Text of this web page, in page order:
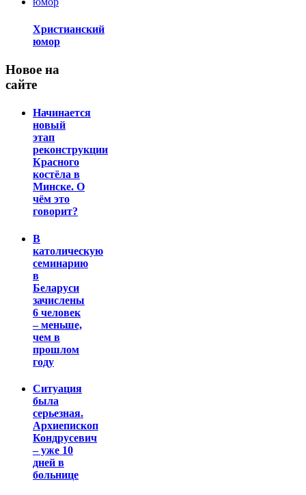
Христианский
юмор
Новое на
сайте
Начинается
новый
этап
реконструкции
Красного
костёла в
Минске. О
чём это
говорит?
В
католическую
семинарию
в
Беларуси
зачислены
6 человек
– меньше,
чем в
прошлом
году
Ситуация
была
серьезная.
Архиепископ
Кондрусевич
– уже 10
дней в
больнице